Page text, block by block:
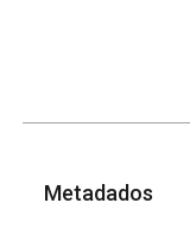
Metadados